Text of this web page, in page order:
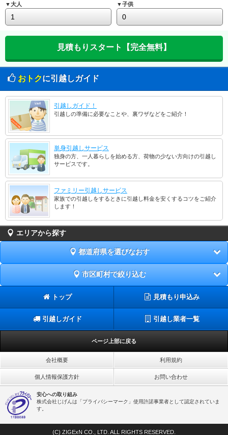
▼大人 ▼子供
おトクに引越しガイド
引越しガイド！
引越しの準備に必要なことや、裏ワザなどをご紹介！
単身引越しサービス
独身の方、一人暮らしを始める方、荷物の少ない方向けの引越し
サービスです。
ファミリー引越しサービス
家族での引越しをするときに引越し料金を安くするコツをご紹介
します！
エリアから探す
都道府県を選びなおす
市区町村で絞り込む
トップ 見積もり申込み
引越しガイド 引越し業者一覧
ページ上部に戻る
会社概要 利用規約
個人情報保護方針 お問い合わせ
安心への取り組み
株式会社じげんは「プライバシーマーク」使用許諾事業者として認定されていま
す。
(C) ZIGExN CO., LTD. ALL RIGHTS RESERVED.